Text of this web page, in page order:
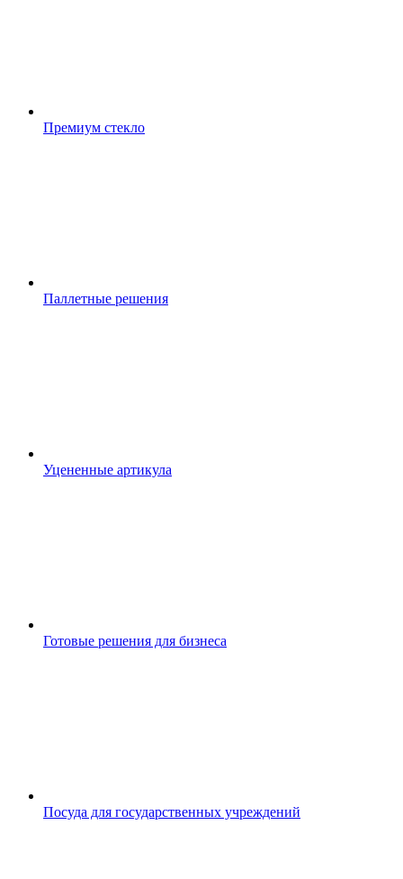
Премиум стекло
Паллетные решения
Уцененные артикула
Готовые решения для бизнеса
Посуда для государственных учреждений